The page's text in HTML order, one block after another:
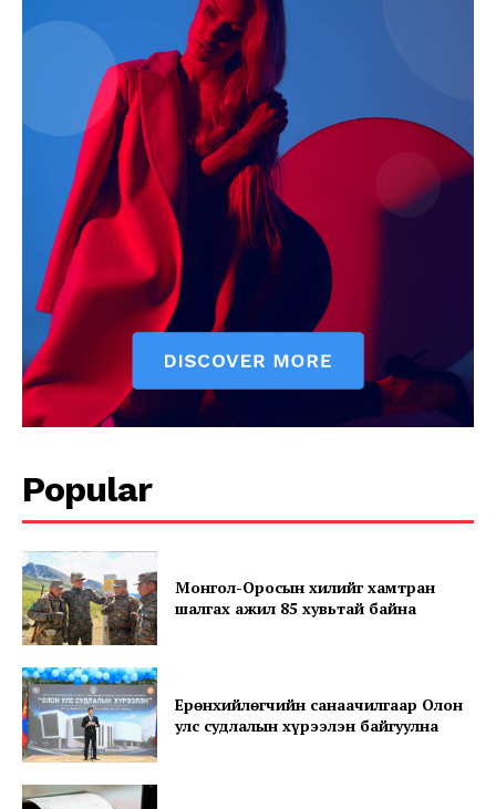
News Week
Magazine PRO
Company
About
Contact us
Subscription Plans
My account
Popular
Монгол-Оросын хилийг хамтран
шалгах ажил 85 хувьтай байна
Ерөнхийлөгчийн санаачилгаар Олон
улс судлалын хүрээлэн байгуулна